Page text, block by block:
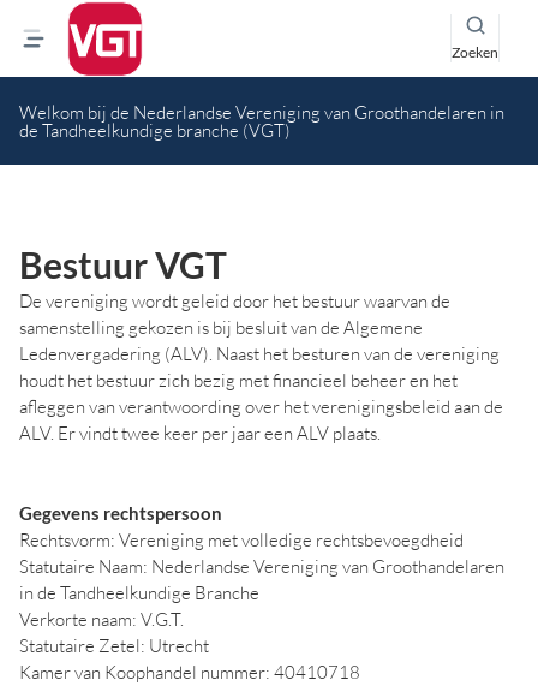
Zoeken
Welkom bij de Nederlandse Vereniging van Groothandelaren in
de Tandheelkundige branche (VGT)
Bestuur VGT
De vereniging wordt geleid door het bestuur waarvan de
samenstelling gekozen is bij besluit van de Algemene
Ledenvergadering (ALV). Naast het besturen van de vereniging
houdt het bestuur zich bezig met financieel beheer en het
afleggen van verantwoording over het verenigingsbeleid aan de
ALV. Er vindt twee keer per jaar een ALV plaats.
Gegevens rechtspersoon
Rechtsvorm: Vereniging met volledige rechtsbevoegdheid
Statutaire Naam: Nederlandse Vereniging van Groothandelaren
in de Tandheelkundige Branche
Verkorte naam: V.G.T.
Statutaire Zetel: Utrecht
Kamer van Koophandel nummer: 40410718